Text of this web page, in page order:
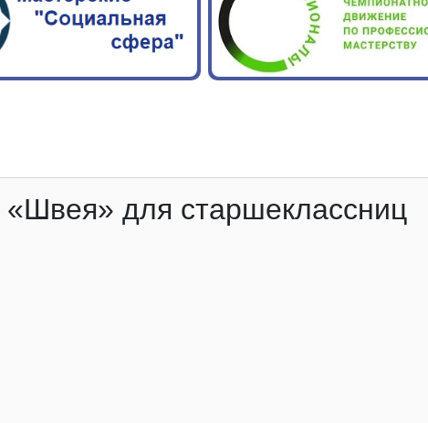
для старшеклассниц